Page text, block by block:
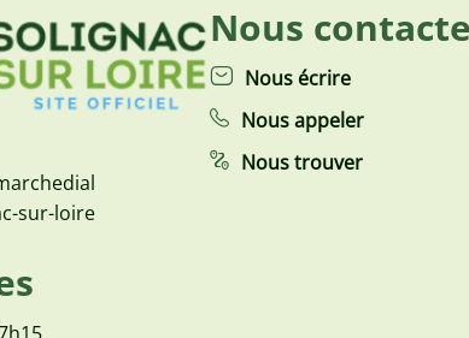
sur-loire
Nous
Nous écrire
Nous appeler
Nous trouver